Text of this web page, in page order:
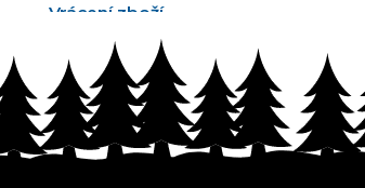
Vrácení zboží